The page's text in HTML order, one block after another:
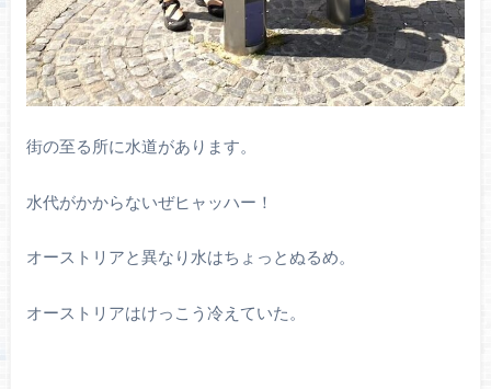
街の至る所に水道があります。
水代がかからないぜヒャッハー！
オーストリアと異なり水はちょっとぬるめ。
オーストリアはけっこう冷えていた。